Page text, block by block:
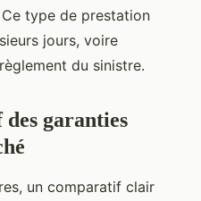
type de prestation
jours, voire
du sinistre.
garanties
un comparatif clair